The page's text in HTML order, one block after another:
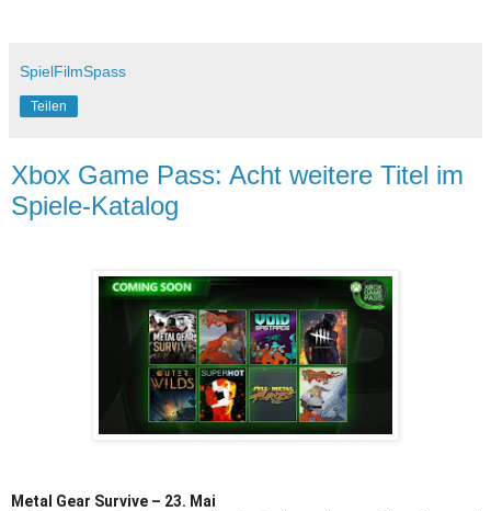
SpielFilmSpass
Teilen
Xbox Game Pass: Acht weitere Titel im
Spiele-Katalog
Metal Gear Survive – 23. Mai